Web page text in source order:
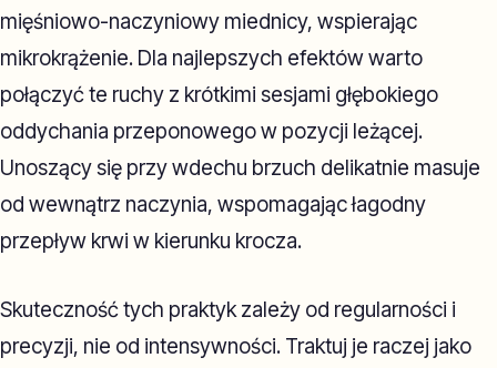
mięśniowo-naczyniowy miednicy, wspierając
mikrokrążenie. Dla najlepszych efektów warto
połączyć te ruchy z krótkimi sesjami głębokiego
oddychania przeponowego w pozycji leżącej.
Unoszący się przy wdechu brzuch delikatnie masuje
od wewnątrz naczynia, wspomagając łagodny
przepływ krwi w kierunku krocza.
Skuteczność tych praktyk zależy od regularności i
precyzji, nie od intensywności. Traktuj je raczej jako